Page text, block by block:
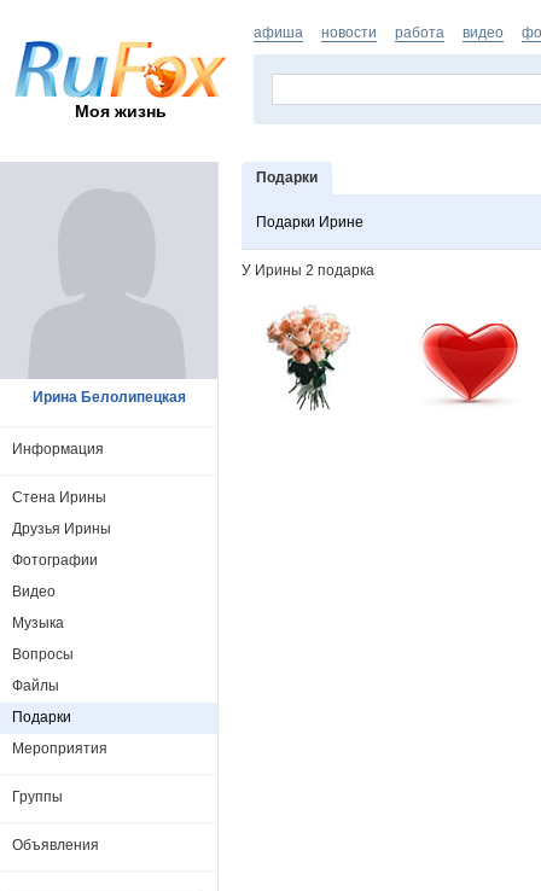
Моя жизнь
афиша новости работа видео
Подарки
Подарки Ирине
У Ирины 2 подарка
Ирина Белолипецкая
Информация
Стена Ирины
Друзья Ирины
Фотографии
Видео
Музыка
Вопросы
Файлы
Подарки
Мероприятия
Группы
Объявления